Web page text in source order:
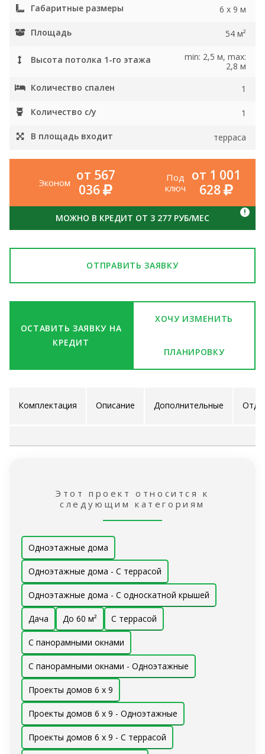
Габаритные размеры 6 x 9 м
Площадь 54 м²
Высота потолка 1-го этажа
min: 2,5 м, max:
2,8 м
Количество спален
1
Количество с/у 1
В площадь входит терраса
Эконом от 567
036
Под
ключ
от 1 001
628
МОЖНО В КРЕДИТ ОТ 3 277 РУБ/МЕС
!
ХОЧУ ИЗМЕНИТЬ
ПЛАНИРОВКУ
ОСТАВИТЬ ЗАЯВКУ НА
КРЕДИТ
ОТПРАВИТЬ ЗАЯВКУ
Комплектация Описание Дополнительные
Этот проект относится к
следующим категориям
Одноэтажные дома
Одноэтажные дома - С террасой
Одноэтажные дома - С односкатной крышей
Дача До 60 м² С террасой
С панорамными окнами
С панорамными окнами - Одноэтажные
Проекты домов 6 x 9
Проекты домов 6 x 9 - Одноэтажные
Проекты домов 6 x 9 - С террасой